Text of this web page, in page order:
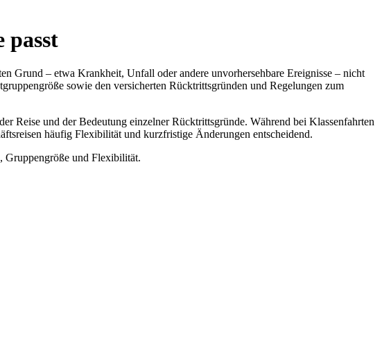
passt
Grund – etwa Krankheit, Unfall oder andere unvorhersehbare Ereignisse – nicht
sowie den versicherten Rücktrittsgründen und Regelungen zum
Reise und der Bedeutung einzelner Rücktrittsgründe. Während bei Klassenfahrten
häufig Flexibilität und kurzfristige Änderungen entscheidend.
Gruppengröße und Flexibilität.